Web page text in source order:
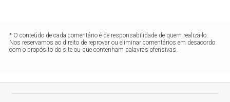
* O conteúdo de cada comentário é de responsabilidade de quem realizá-lo.
Nos reservamos ao direito de reprovar ou eliminar comentários em desacordo
com o propósito do site ou que contenham palavras ofensivas.